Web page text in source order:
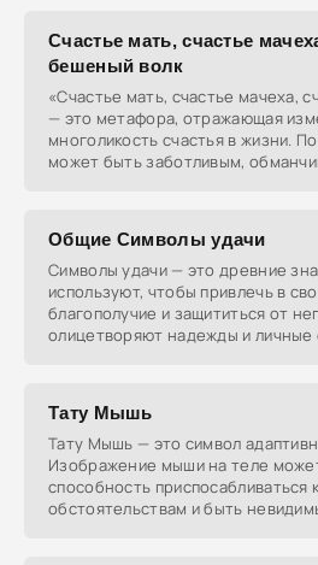
Счастье мать, счастье
бешеный волк
«Счастье мать, счастье мачеха,
— это метафора, отражающая
многоликость счастья в жизни.
может быть заботливым,
Общие Символы удачи
Символы удачи — это древние
используют, чтобы привлечь в
благополучие и защититься от
олицетворяют надежды и личные
Тату Мышь
Тату Мышь — это символ
Изображение мыши на теле
способность
обстоятельствам и быть